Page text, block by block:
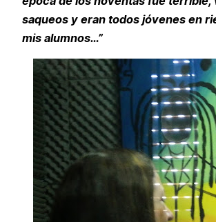
saqueos y eran todos jóvenes en
mis alumnos…”